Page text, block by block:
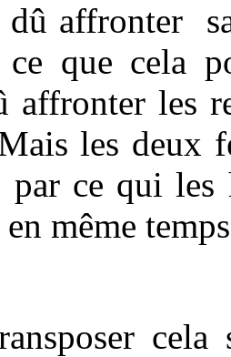
dû affronter
que cela
affronter les
les deux
par ce qui
même